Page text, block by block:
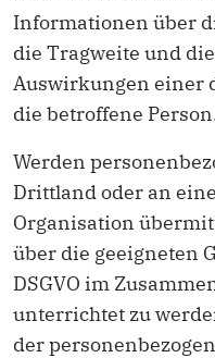
Informationen über
die Tragweite und
Auswirkungen einer
die betroffene
Werden
Drittland oder an
Organisation
über die geeigneten
DSGVO im
unterrichtet zu
der